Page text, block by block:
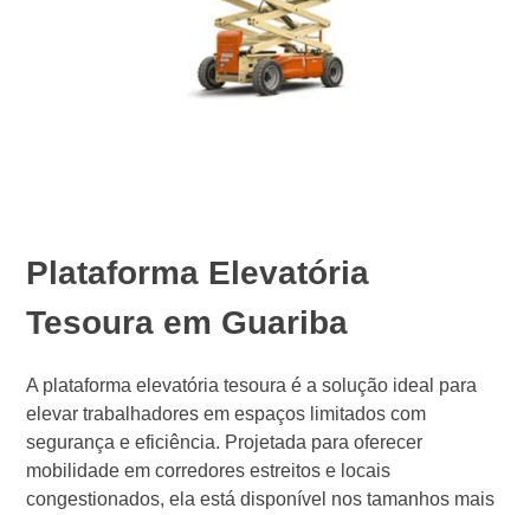
Plataforma Elevatória
Tesoura em Guariba
A plataforma elevatória tesoura é a solução ideal para
elevar trabalhadores em espaços limitados com
segurança e eficiência. Projetada para oferecer
mobilidade em corredores estreitos e locais
congestionados, ela está disponível nos tamanhos mais